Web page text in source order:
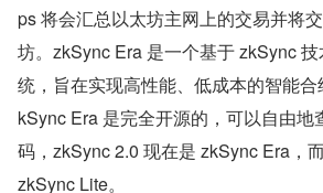
ps 将会汇总以太坊主网上的交易并将
坊。zkSync Era 是一个基于 zkSync
统，旨在实现高性能、低成本的智能合
kSync Era 是完全开源的，可以自由
码，zkSync 2.0 现在是 zkSync Era，
zkSync Lite。